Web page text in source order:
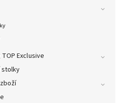
Exclusive
stolky